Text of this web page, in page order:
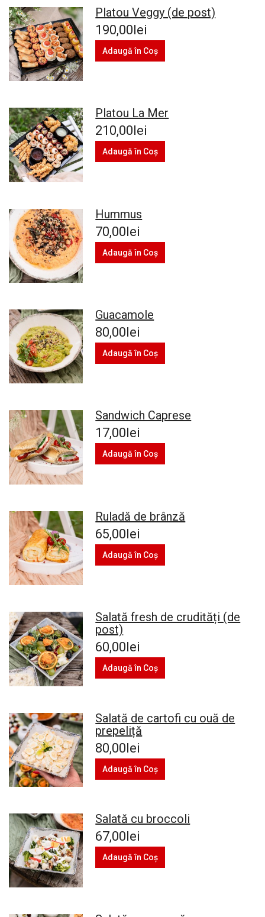
Platou Veggy (de post)
190,00lei
Adaugă în Coş
Platou La Mer
210,00lei
Adaugă în Coş
Hummus
70,00lei
Adaugă în Coş
Guacamole
80,00lei
Adaugă în Coş
Sandwich Caprese
17,00lei
Adaugă în Coş
Ruladă de brânză
65,00lei
Adaugă în Coş
Salată fresh de crudități (de
post)
60,00lei
Adaugă în Coş
Salată de cartofi cu ouă de
prepeliță
80,00lei
Adaugă în Coş
Salată cu broccoli
67,00lei
Adaugă în Coş